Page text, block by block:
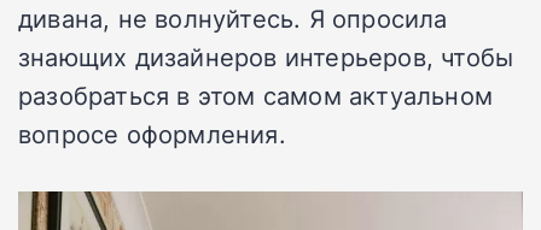
дивана, не волнуйтесь. Я опросила
знающих дизайнеров интерьеров, чтобы
разобраться в этом самом актуальном
вопросе оформления.